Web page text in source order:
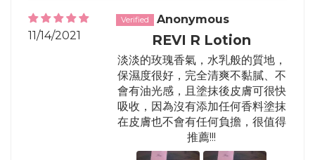
11/14/2021
Anonymous
REVI R Lotion
淡淡的玫瑰香氣，水乳般的質地，
保濕度很好，完全清爽不黏膩、不
會有油光感，且塗抹後皮膚可很快
吸收，因為沒有添加任何香料塗抹
在皮膚也不會有任何負擔，很值得
推薦!!!